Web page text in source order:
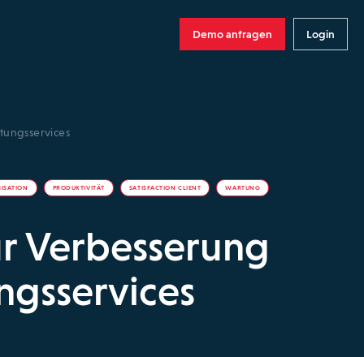
Demo anfragen Login
PRODUKTIVITÄT SATISFACTION CLIENT WARTUNG
Verbesserung